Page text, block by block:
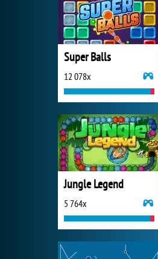
Super Balls
12 078x
Jungle Legend
5 764x